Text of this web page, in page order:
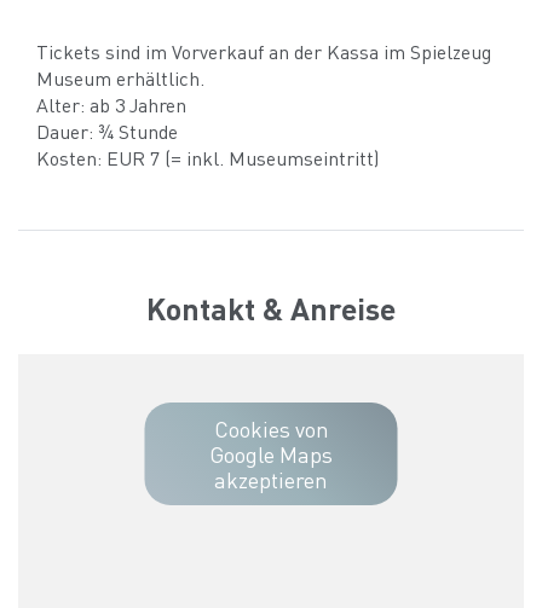
Tickets sind im Vorverkauf an der Kassa im Spielzeug
Museum erhältlich.
Alter: ab 3 Jahren
Dauer: ¾ Stunde
Kosten: EUR 7 (= inkl. Museumseintritt)
Kontakt & Anreise
Cookies von
Google Maps
akzeptieren